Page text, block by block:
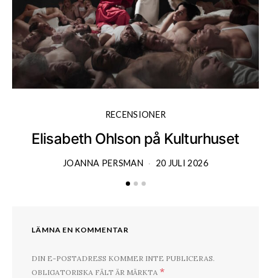
RECENSIONER
Elisabeth Ohlson på Kulturhuset
JOANNA PERSMAN 20 JULI 2026
LÄMNA EN KOMMENTAR
DIN E-POSTADRESS KOMMER INTE PUBLICERAS.
OBLIGATORISKA FÄLT ÄR MÄRKTA *